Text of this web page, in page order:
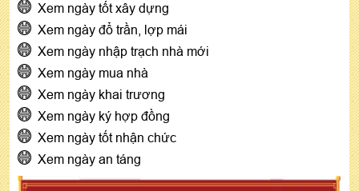
Xem ngày tốt xây dựng
Xem ngày đổ trần, lợp mái
Xem ngày nhập trạch nhà mới
Xem ngày mua nhà
Xem ngày khai trương
Xem ngày ký hợp đồng
Xem ngày tốt nhận chức
Xem ngày an táng